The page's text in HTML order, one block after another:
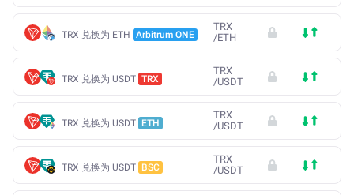
TRX 兑换为 ETH Arbitrum ONE
TRX
/ETH
TRX 兑换为 USDT TRX
TRX
/USDT
TRX 兑换为 USDT ETH
TRX
/USDT
TRX 兑换为 USDT BSC
TRX
/USDT